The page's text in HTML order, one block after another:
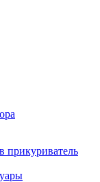
прикуриватель